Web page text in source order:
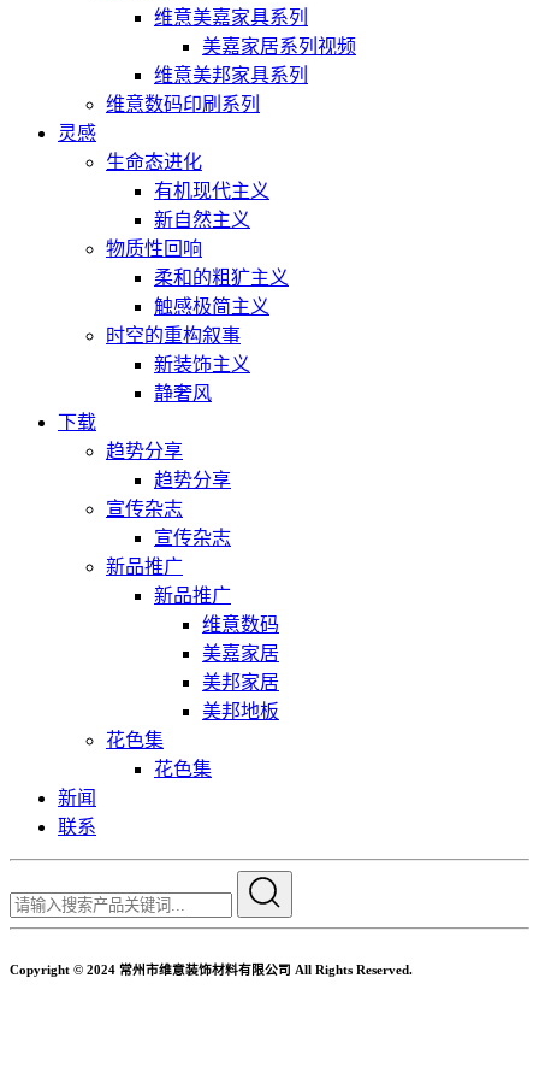
维意美嘉家具系列
美嘉家居系列视频
维意美邦家具系列
维意数码印刷系列
灵感
生命态进化
有机现代主义
新自然主义
物质性回响
柔和的粗犷主义
触感极简主义
时空的重构叙事
新装饰主义
静奢风
下载
趋势分享
趋势分享
宣传杂志
宣传杂志
新品推广
新品推广
维意数码
美嘉家居
美邦家居
美邦地板
花色集
花色集
新闻
联系
Copyright © 2024 常州市维意装饰材料有限公司 All Rights Reserved.